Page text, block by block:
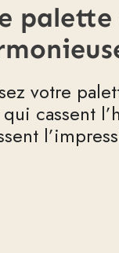
votre
qui cassent